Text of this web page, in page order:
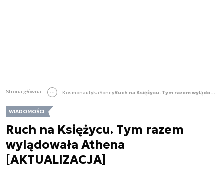
Strona główna KosmonautykaSondy Ruch na Księżycu. Tym razem wylądowała Athena [AKTUALIZACJA]
WIADOMOŚCI
Ruch na Księżycu. Tym razem
wylądowała Athena
[AKTUALIZACJA]